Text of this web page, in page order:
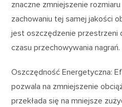
znaczne zmniejszenie
zachowaniu tej samej jakości
jest oszczędzenie przestrzeni
czasu przechowywania nagrań.
Oszczędność Energetyczna:
pozwala na zmniejszenie
przekłada się na mniejsze